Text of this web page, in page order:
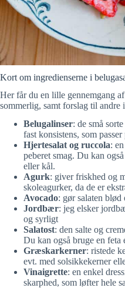
Kort om ingredienserne i
Her får du en lille gennemgang
sommerlig, samt forslag til andre
Belugalinser: de små
fast konsistens, som
Hjertesalat og ruccola:
peberet smag. Du kan
eller kål.
Agurk: giver friskhed og
skoleagurker, da de er
Avocado: gør salaten blød
Jordbær: jeg elsker
og syrligt
Salatost: den salte og
Du kan også bruge en feta
Græskarkerner: ristede
evt. med solsikkekerner
Vinaigrette: en enkel
skarphed, som løfter hele